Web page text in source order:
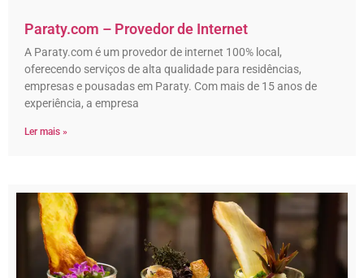
Paraty.com – Provedor de Internet
A Paraty.com é um provedor de internet 100% local,
oferecendo serviços de alta qualidade para residências,
empresas e pousadas em Paraty. Com mais de 15 anos de
experiência, a empresa
Ler mais »